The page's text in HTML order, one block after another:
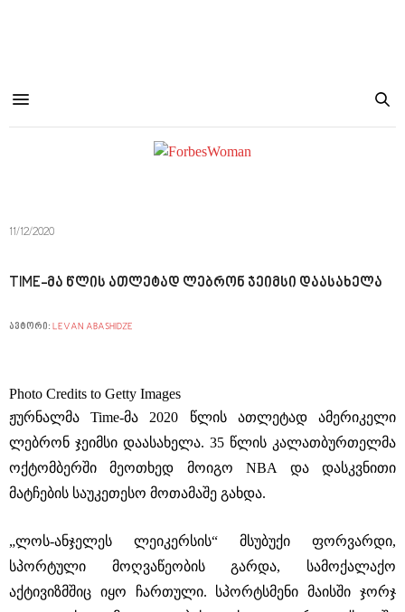
11/12/2020
TIME-მა წლის ათლეტად ლებრონ ჯეიმსი დაასახელა
ავტორი: LEVAN ABASHIDZE
Photo Credits to Getty Images
ჟურნალმა Time-მა 2020 წლის ათლეტად ამერიკელი
ლებრონ ჯეიმსი დაასახელა. 35 წლის კალათბურთელმა
ოქტომბერში მეოთხედ მოიგო NBA და დასკვნითი
მატჩების საუკეთესო მოთამაშე გახდა.
„ლოს-ანჯელეს ლეიკერსის“ მსუბუქი ფორვარდი,
სპორტული მოღვაწეობის გარდა, სამოქალაქო
აქტივიზმშიც იყო ჩართული. სპორტსმენი მაისში ჯორჯ